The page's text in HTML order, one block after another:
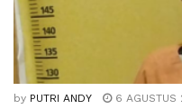
by PUTRI ANDY 6 AGUSTUS